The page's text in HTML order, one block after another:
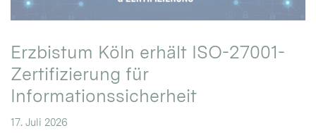
Erzbistum Köln erhält ISO-27001-
Zertifizierung für
Informationssicherheit
17. Juli 2026